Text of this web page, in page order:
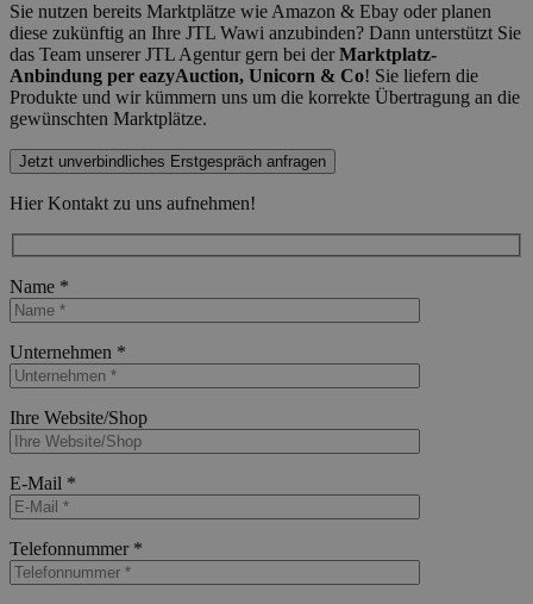
Sie nutzen bereits Marktplätze wie Amazon & Ebay oder planen
diese zukünftig an Ihre JTL Wawi anzubinden? Dann unterstützt Sie
das Team unserer JTL Agentur gern bei derMarktplatz-
Anbindung per eazyAuction, Unicorn & Co! Sie liefern die
Produkte und wir kümmern uns um die korrekte Übertragung an die
gewünschten Marktplätze.
Jetzt unverbindliches Erstgespräch anfragen
Hier Kontakt zu uns aufnehmen!
Name *
Unternehmen *
Ihre Website/Shop
E-Mail *
Telefonnummer *